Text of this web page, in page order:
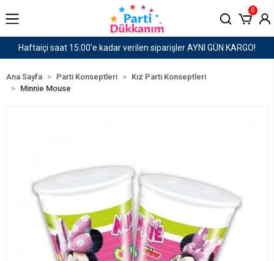
KARGO! 1500 TL ve Üzeri Kargo Ücretsiz!
0
Ana Sayfa Parti Konseptleri
Kız Parti Konseptleri
Minnie Mouse